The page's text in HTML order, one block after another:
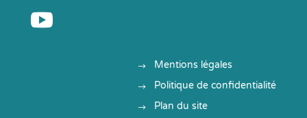

Mentions légales
Politique de confidentialité
Plan du site